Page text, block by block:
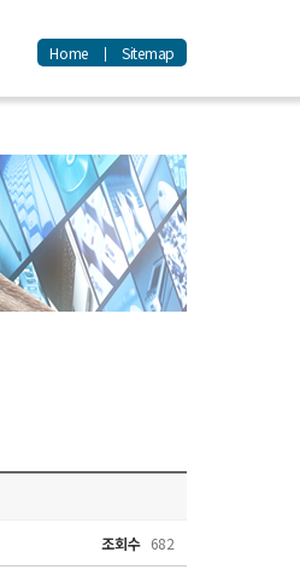
Home | Sitemap
조회수 682